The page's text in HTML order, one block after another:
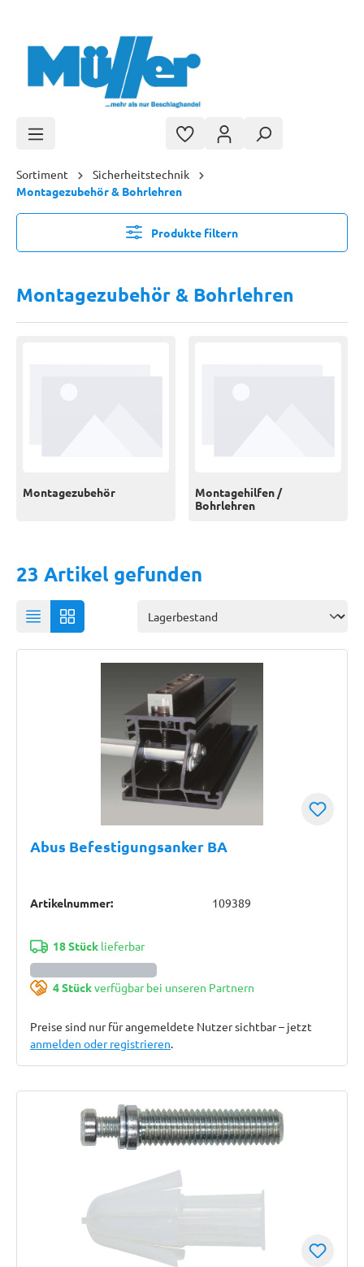
Sortiment
Sicherheitstechnik
Montagezubehör & Bohrlehren
Produkte filtern
Montagezubehör & Bohrlehren
Montagezubehör
Montagehilfen /
Bohrlehren
23 Artikel gefunden
Abus Befestigungsanker BA
Artikelnummer: 109389
18 Stücklieferbar
4 Stückverfügbar bei unseren Partnern
Preise sind nur für angemeldete Nutzer sichtbar – jetzt
anmelden oder registrieren.